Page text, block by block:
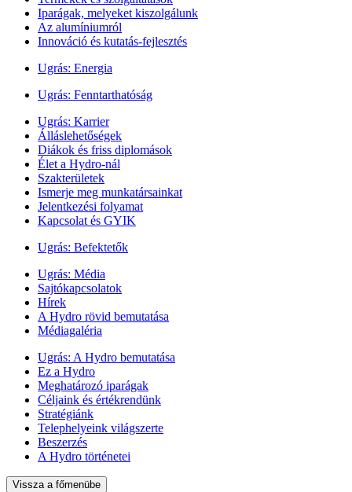
Iparágak, melyeket kiszolgálunk
Az alumíniumról
Innováció és kutatás-fejlesztés
Ugrás: Energia
Ugrás: Fenntarthatóság
Ugrás: Karrier
Álláslehetőségek
Diákok és friss diplomások
Élet a Hydro-nál
Szakterületek
Ismerje meg munkatársainkat
Jelentkezési folyamat
Kapcsolat és GYIK
Ugrás: Befektetők
Ugrás: Média
Sajtókapcsolatok
Hírek
A Hydro rövid bemutatása
Médiagaléria
Ugrás: A Hydro bemutatása
Ez a Hydro
Meghatározó iparágak
Céljaink és értékrendünk
Stratégiánk
Telephelyeink világszerte
Beszerzés
A Hydro történetei
Vissza a főmenübe